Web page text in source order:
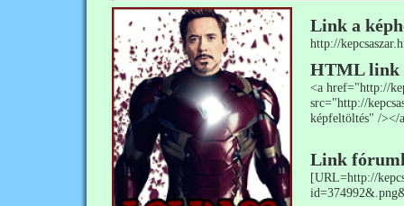
Link a
http://
HTML link
<a href="http://
src="http://
képfeltöltés" /></
Link
[URL=http://